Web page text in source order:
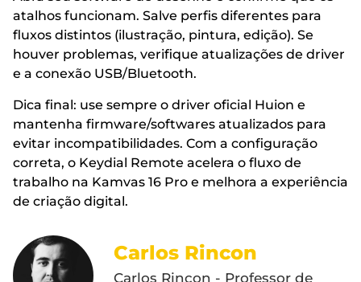
atalhos funcionam. Salve perfis diferentes para
fluxos distintos (ilustração, pintura, edição). Se
houver problemas, verifique atualizações de driver
e a conexão USB/Bluetooth.
Dica final: use sempre o driver oficial Huion e
mantenha firmware/softwares atualizados para
evitar incompatibilidades. Com a configuração
correta, o Keydial Remote acelera o fluxo de
trabalho na Kamvas 16 Pro e melhora a experiência
de criação digital.
Carlos Rincon
Carlos Rincon - Professor de